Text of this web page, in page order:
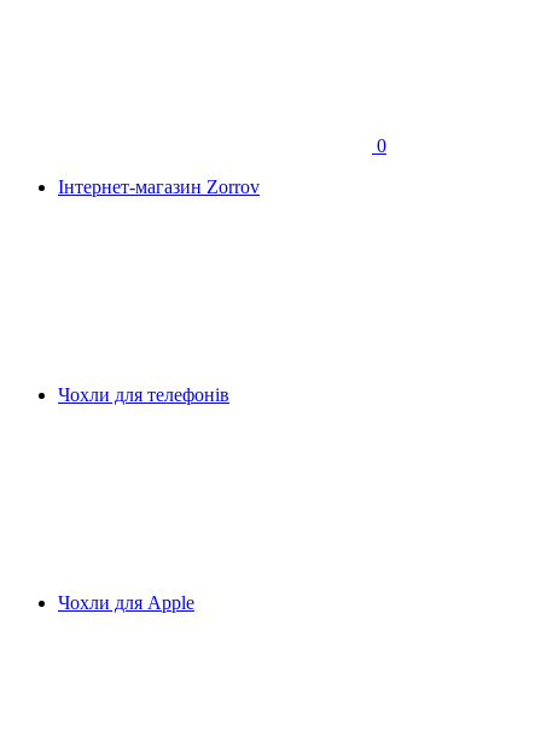
0
Інтернет-магазин Zorrov
Чохли для телефонів
Чохли для Apple